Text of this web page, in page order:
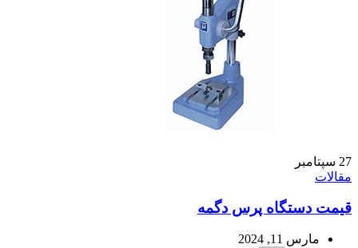
27 سپتامبر
مقالات
قیمت دستگاه پرس دگمه
مارس 11, 2024